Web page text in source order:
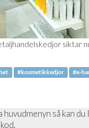
siktar
#kosmetikkedjor #e-
huvudmenyn så kan